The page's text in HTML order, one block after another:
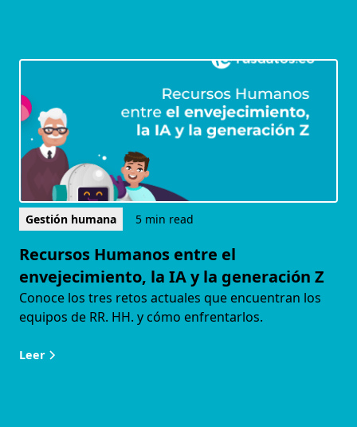
Gestión humana 5 min read
Recursos Humanos entre el
envejecimiento, la IA y la generación Z
Conoce los tres retos actuales que encuentran los
equipos de RR. HH. y cómo enfrentarlos.
Leer